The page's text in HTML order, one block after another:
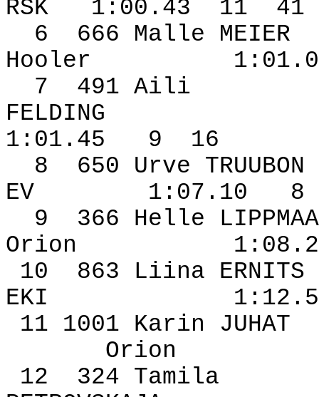
RSK
1:00.43 11
41
6
666 Malle MEIER
Hooler
7
491 Aili
FELDING
1:01.45
9
16
8
650 Urve TRUUBON
EV
1:07.10
8
9
366 Helle LIPPMAA
Orion
10
863 Liina ERNITS
EKI
11 1001 Karin JUHAT
Orion
12
324 Tamila